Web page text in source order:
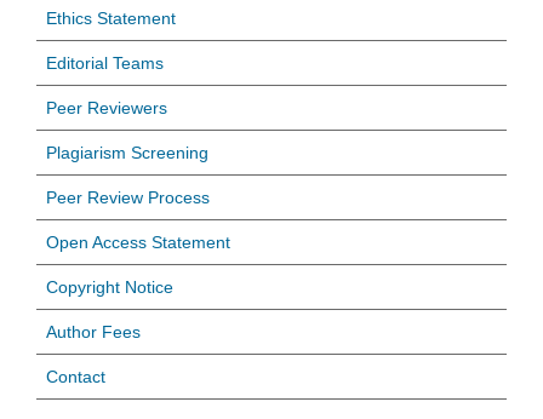
Ethics Statement
Editorial Teams
Peer Reviewers
Plagiarism Screening
Peer Review Process
Open Access Statement
Copyright Notice
Author Fees
Contact